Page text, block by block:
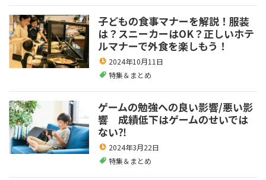
子どもの食事マナーを解説！服装
は？スニーカーはOK？正しいホテ
ルマナーで外食を楽しもう！
2024年10月11日
特集＆まとめ
ゲームの勉強への良い影響/悪い影
響 成績低下はゲームのせいでは
ない⁈
2024年3月22日
特集＆まとめ